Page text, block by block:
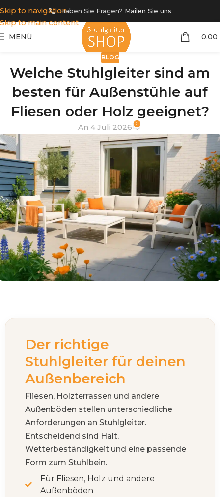
Skip to navigation
Skip to main content
Haben Sie Fragen? Mailen Sie uns
MENÜ 0,00
BLOG
Welche Stuhlgleiter sind am
besten für Außenstühle auf
Fliesen oder Holz geeignet?
An 4 Juli 2026 0
Der richtige
Stuhlgleiter für deinen
Außenbereich
Fliesen, Holzterrassen und andere
Außenböden stellen unterschiedliche
Anforderungen an Stuhlgleiter.
Entscheidend sind Halt,
Wetterbeständigkeit und eine passende
Form zum Stuhlbein.
Für Fliesen, Holz und andere
Außenböden